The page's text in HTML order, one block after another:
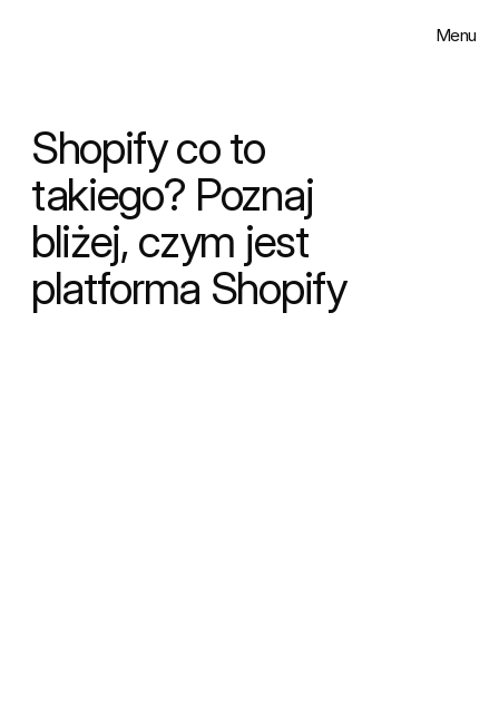
Menu
Realizacje
Insighty
O nas
Shopify co to
takiego? Poznaj
bliżej, czym jest
platforma Shopify